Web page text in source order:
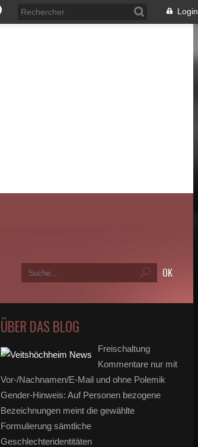
Login
ÜBER DAS BLOG
Freischaltung
Kommentare nur mit
Vor-/Nachnamen/E-Mail und ohne Polemik
Gender-Hinweis: Auf Personen bezogene
Bezeichnungen meint die gewählte
Formulierung sämtliche
Geschlechteridentitäten